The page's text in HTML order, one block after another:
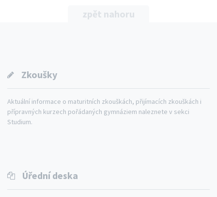
zpět nahoru
Zkoušky
Aktuální informace o maturitních zkouškách, přijímacích zkouškách i
přípravných kurzech pořádaných gymnáziem naleznete v sekci
Studium.
Úřední deska